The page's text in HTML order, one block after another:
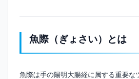
魚際（ぎょさい）とは
魚際は手の陽明大腸経に属する重要な